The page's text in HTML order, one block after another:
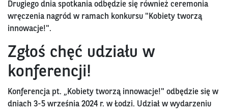
Drugiego dnia spotkania odbędzie się również ceremonia
wręczenia nagród w ramach konkursu "Kobiety tworzą
innowacje!".
Zgłoś chęć udziału w
konferencji!
Konferencja pt. „Kobiety tworzą innowacje!" odbędzie się w
dniach 3-5 września 2024 r. w Łodzi. Udział w wydarzeniu